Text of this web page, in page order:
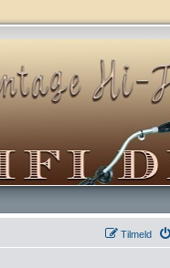
Tilmeld